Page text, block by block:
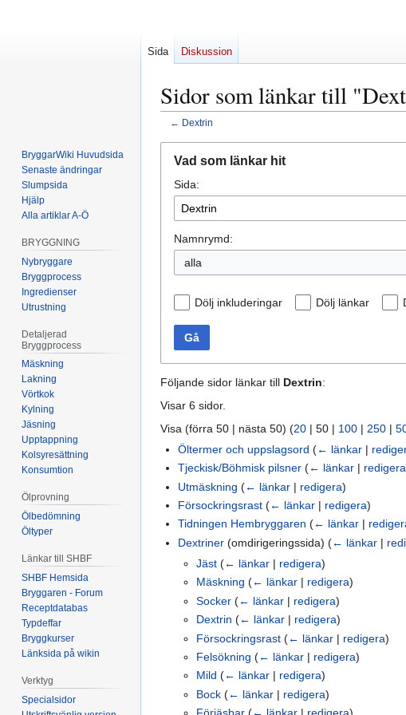
Sidor som länkar till
← Dextrin
navigering
sök
Vad som länkar hit
Sida:
Namnrymd:
Dölj inkluderingar Dölj länkar
Gå
Följande sidor länkar till Dextrin:
Visar 6 sidor.
Visa (förra 50 | nästa 50) (20 | 50 | 100 | 250 |
Öltermer och uppslagsord (← länkar |
Tjeckisk/Böhmisk pilsner (← länkar | redigera
Utmäskning (← länkar | redigera)
Försockringsrast (← länkar | redigera)
Tidningen Hembryggaren (← länkar |
Dextriner (omdirigeringssida)(← länkar |
Jäst (← länkar| redigera)
Mäskning (← länkar| redigera)
Socker (← länkar| redigera)
Dextrin (← länkar| redigera)
Försockringsrast (← länkar| redigera)
Felsökning (← länkar| redigera)
Mild (← länkar| redigera)
Bock (← länkar| redigera)
Sida Diskussion
BryggarWiki Huvudsida
Senaste ändringar
Slumpsida
Hjälp
Alla artiklar A-Ö
BRYGGNING
Nybryggare
Bryggprocess
Ingredienser
Utrustning
Detaljerad
Bryggprocess
Mäskning
Lakning
Vörtkok
Kylning
Jäsning
Upptappning
Kolsyresättning
Konsumtion
Ölprovning
Ölbedömning
Öltyper
Länkar till SHBF
SHBF Hemsida
Bryggaren - Forum
Receptdatabas
Typdeffar
Bryggkurser
Länksida på wikin
Verktyg
Specialsidor